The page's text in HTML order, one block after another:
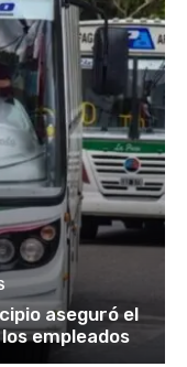
aseguró el
empleados